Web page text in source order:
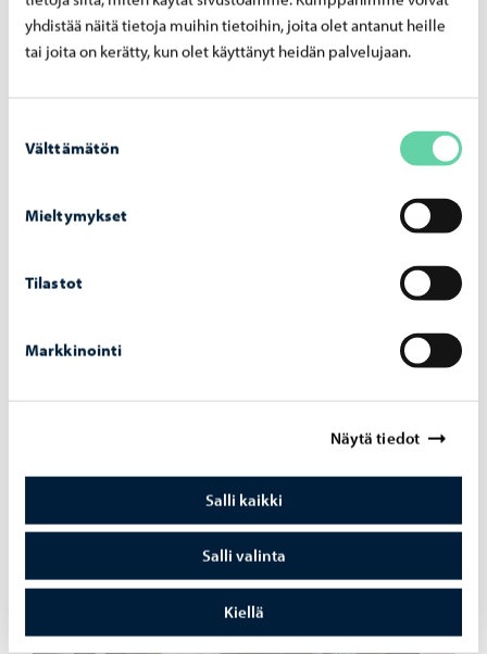
yhdistää näitä tietoja muihin tietoihin, joita olet antanut heille
tai joita on kerätty, kun olet käyttänyt heidän palvelujaan.
valinta
Välttämätön
Mieltymykset
Tilastot
Markkinointi
Näytä tiedot
Salli kaikki
Salli valinta
Kiellä
Fo­to­gra­fis­ka tuo Simen Johan -​näyttelyn Por­